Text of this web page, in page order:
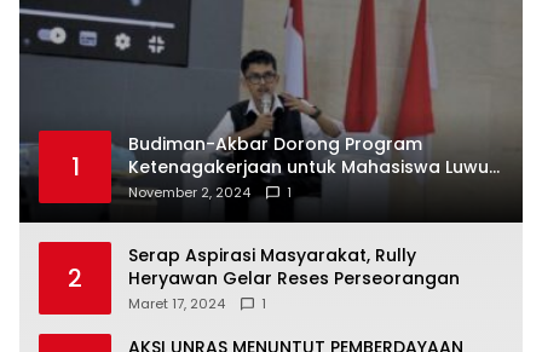
1
Budiman-Akbar Dorong Program
Ketenagakerjaan untuk Mahasiswa Luwu
Timur, Juru Bicara: Ini Peluang Nyata bagi
November 2, 2024 1
2
Serap Aspirasi Masyarakat, Rully
Heryawan Gelar Reses Perseorangan
Maret 17, 2024 1